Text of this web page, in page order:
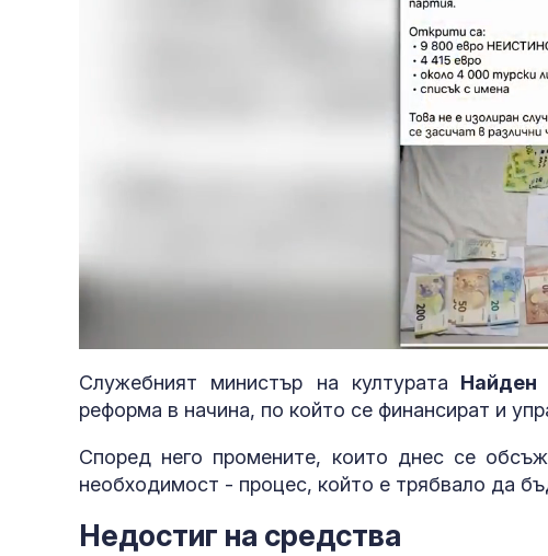
Служебният министър на културата Найден
реформа в начина, по който се финансират и
Според него промените, които днес се
необходимост - процес, който е трябвало да
Недостиг на средствадържава от НАТО